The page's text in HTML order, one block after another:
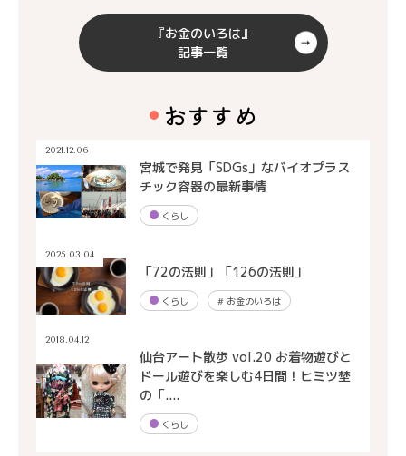
『お金のいろは』
記事一覧
おすすめ
2021.12.06
宮城で発見「SDGs」なバイオプラス
チック容器の最新事情
くらし
2025.03.04
「72の法則」「126の法則」
くらし #お金のいろは
2018.04.12
仙台アート散歩 vol.20 お着物遊びと
ドール遊びを楽しむ4日間！ヒミツ埜
の「....
くらし